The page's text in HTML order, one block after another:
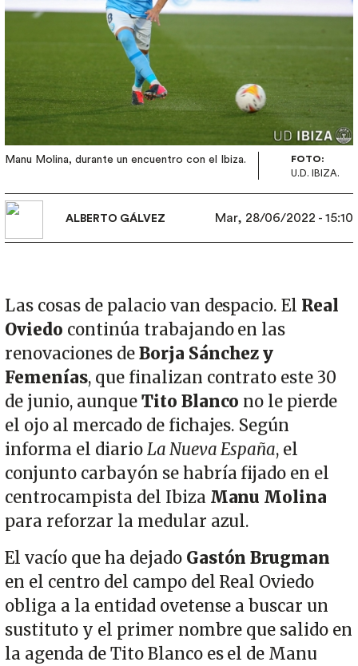
Manu Molina, durante un encuentro con el Ibiza.
FOTO:
U.D. IBIZA.
ALBERTO GÁLVEZ Mar, 28/06/2022 - 15:10
Las cosas de palacio van despacio. El Real
Oviedo continúa trabajando en las
renovaciones deBorja Sánchez y
Femenías, que finalizan contrato este 30
de junio, aunqueTito Blanco no le pierde
el ojo al mercado de fichajes. Según
informa el diarioLa Nueva España, el
conjunto carbayón se habría fijado en el
centrocampista del Ibiza Manu Molina
para reforzar la medular azul.
El vacío que ha dejado Gastón Brugman
en el centro del campo del Real Oviedo
obliga a la entidad ovetense a buscar un
sustituto y el primer nombre que salido en
la agenda de Tito Blanco es el de Manu